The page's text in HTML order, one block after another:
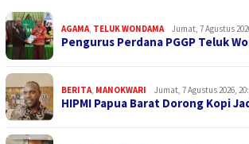
AGAMA TELUK WONDAMA Jumat, 7 Agustus
Pengurus Perdana PGGP Teluk
BERITA MANOKWARI Jumat, 7 Agustus 2026,
HIPMI Papua Barat Dorong Kopi